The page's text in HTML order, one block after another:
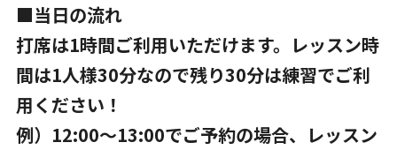
■当日の流れ
打席は1時間ご利用いただけます。レッスン時
間は1人様30分なので残り30分は練習でご利
用ください！
例）12:00～13:00でご予約の場合、レッスン